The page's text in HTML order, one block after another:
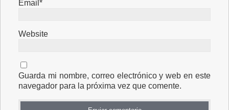
Email*
Website
Guarda mi nombre, correo electrónico y web en este
navegador para la próxima vez que comente.